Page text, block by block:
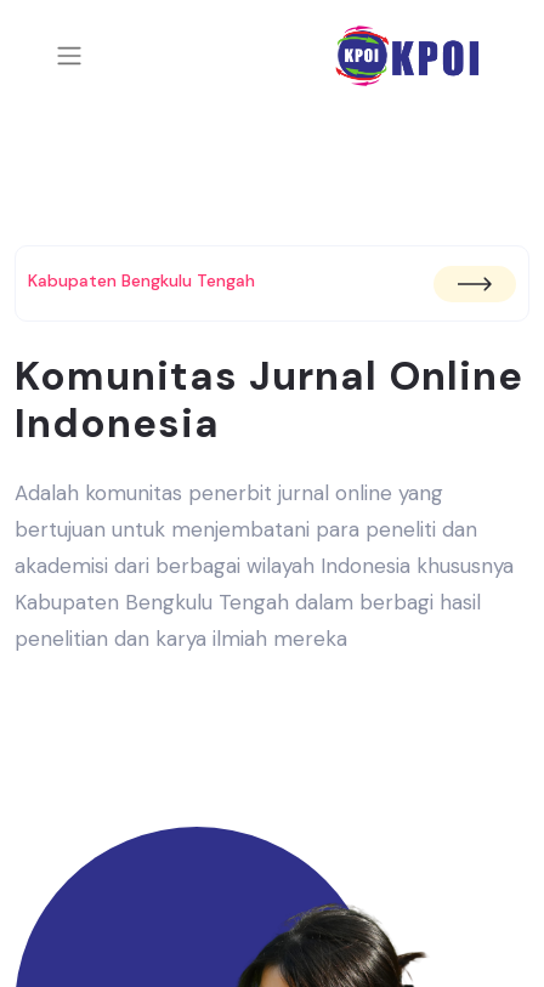
Kabupaten Bengkulu Tengah
Komunitas Jurnal Online
Indonesia
Adalah komunitas penerbit jurnal online yang
bertujuan untuk menjembatani para peneliti dan
akademisi dari berbagai wilayah Indonesia khususnya
Kabupaten Bengkulu Tengah dalam berbagi hasil
penelitian dan karya ilmiah mereka